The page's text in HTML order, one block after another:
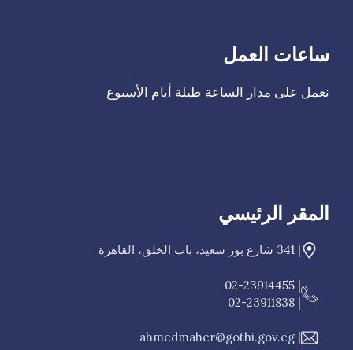
ساعات العمل
‫نعمل على مدار الساعة طيلة أيام الأسبوع
المقر الرئيسي
| 02-23914455
| 02-23911838
ahmedmaher@gothi.gov.eg